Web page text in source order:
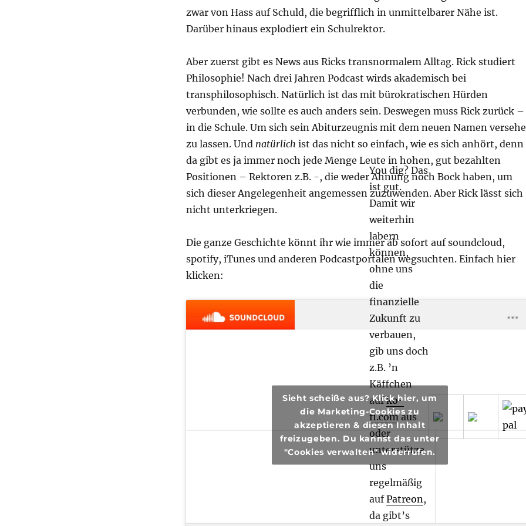
zwar von Hass auf Schuld, die begrifflich in unmittelbarer Nähe ist.
Darüber hinaus explodiert ein Schulrektor.
Aber zuerst gibt es News aus Ricks transnormalem Alltag. Rick studiert
Philosophie! Nach drei Jahren Podcast wirds akademisch bei
transphilosophisch. Natürlich ist das mit bürokratischen Hürden
verbunden, wie sollte es auch anders sein. Deswegen muss Rick zurück –
in die Schule. Um sich sein Abiturzeugnis mit dem neuen Namen
zu lassen. Und natürlich ist das nicht so einfach, wie es sich anhört, denn
da gibt es ja immer noch jede Menge Leute in hohen, gut bezahlten
Positionen – Rektoren z.B. -, die weder Ahnung noch Bock haben, um
sich dieser Angelegenheit angemessen zuzuwenden. Aber Rick lässt sich
nicht unterkriegen.
Die ganze Geschichte könnt ihr wie immer ab sofort auf soundcloud,
spotify, iTunes und anderen Podcastportalen wegsuchten. Einfach hier
klicken:
transphilosophisch · transphilosophisch #86 – Heckmeck
You dig? Das
ist gut.
Damit wir
weiterhin
labern
können,
ohne uns
die
finanzielle
Zukunft zu
verbauen,
gib uns doch
z.B. ’n
Käffchen
aufko-
fi.comaus
oder
unterstütze
uns
regelmäßig
aufPatreon ,
da gibt’s
Sieht scheiße aus? Klick hier, um
die Marketing-Cookies zu
akzeptieren & diesen Inhalt
freizugeben. Du kannst das unter
"Cookies verwalten" widerrufen.